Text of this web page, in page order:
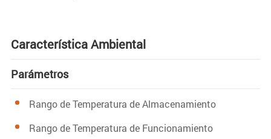
Característica Ambiental
Parámetros
Rango de Temperatura de Almacenamiento
Rango de Temperatura de Funcionamiento